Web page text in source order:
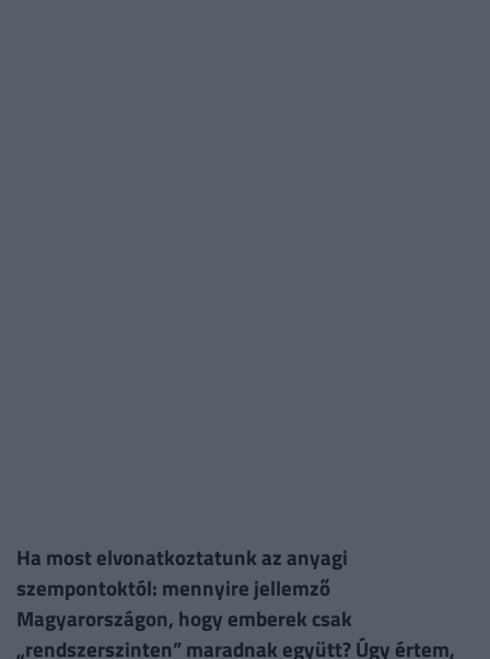
Ha most elvonatkoztatunk az anyagi
szempontoktól: mennyire jellemző
Magyarországon, hogy emberek csak
„rendszerszinten” maradnak együtt? Úgy értem,